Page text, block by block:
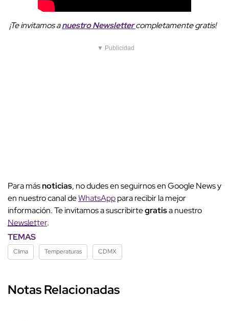
¡Te invitamos anuestro Newslettercompletamente gratis!
▼ Publicidad
Para másnoticias, no dudes en seguirnos en Google News y
en nuestro canal deWhatsApppara recibir la mejor
información. Te invitamos a suscribirtegratisa nuestro
Newsletter.
TEMAS
Clima Temperaturas CDMX
Notas Relacionadas